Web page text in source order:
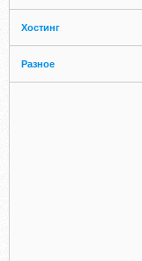
Хостинг
Разное